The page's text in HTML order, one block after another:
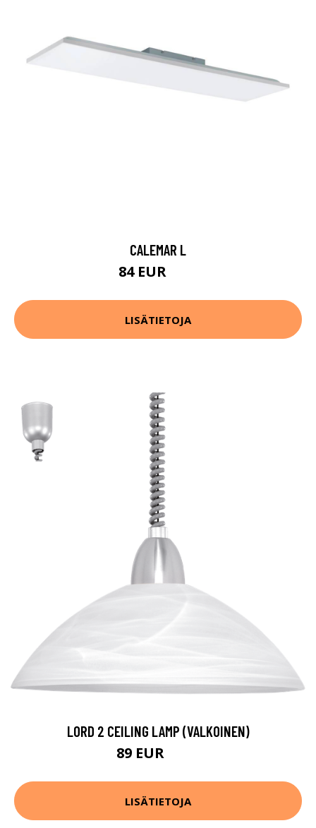
CALEMAR L
84 EUR
LISÄTIETOJA
LORD 2 CEILING LAMP (VALKOINEN)
89 EUR
LISÄTIETOJA